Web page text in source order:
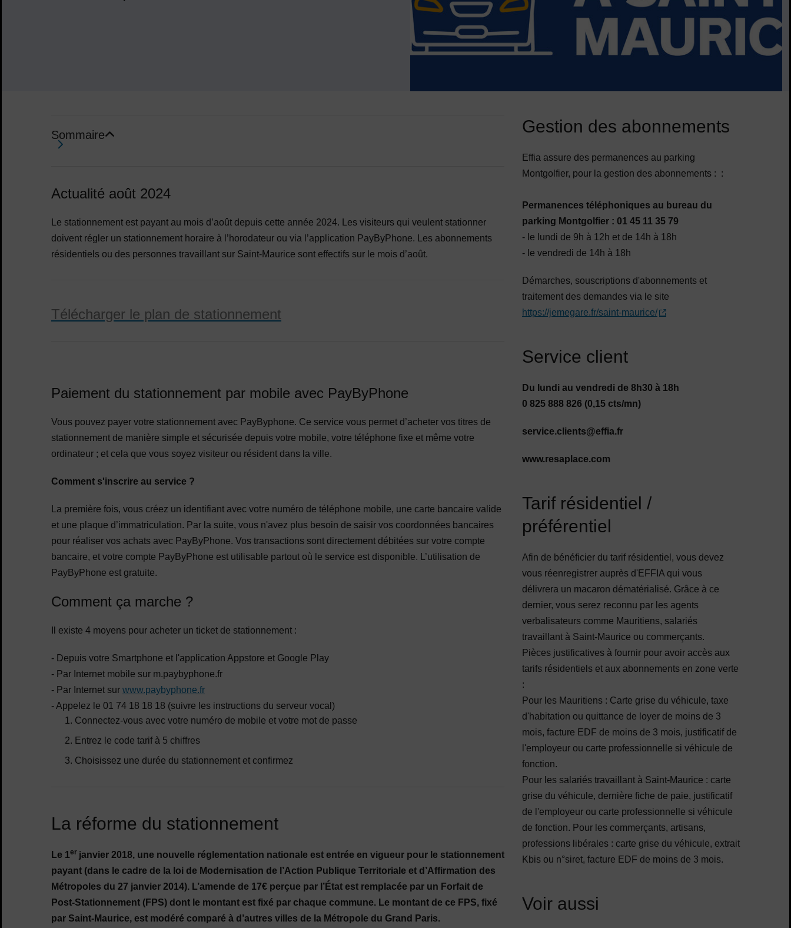
Sommaire
Sommaire
Actualité août 2024
Le stationnement est payant au mois d’août depuis cette année 2024. Les visiteurs qui veulent stationner
doivent régler un stationnement horaire à l’horodateur ou via l’application PayByPhone. Les abonnements
résidentiels ou des personnes travaillant sur Saint-Maurice sont effectifs sur le mois d’août.
Télécharger le plan de stationnement
Paiement du stationnement par mobile avec PayByPhone
Vous pouvez payer votre stationnement avec PayByphone. Ce service vous permet d’acheter vos titres de
stationnement de manière simple et sécurisée depuis votre mobile, votre téléphone fixe et même votre
ordinateur ; et cela que vous soyez visiteur ou résident dans la ville.
Comment s'inscrire au service ?
La première fois, vous créez un identifiant avec votre numéro de téléphone mobile, une carte bancaire valide
et une plaque d’immatriculation. Par la suite, vous n'avez plus besoin de saisir vos coordonnées bancaires
pour réaliser vos achats avec PayByPhone. Vos transactions sont directement débitées sur votre compte
bancaire, et votre compte PayByPhone est utilisable partout où le service est disponible. L’utilisation de
PayByPhone est gratuite.
Comment ça marche ?
Il existe 4 moyens pour acheter un ticket de stationnement :
- Depuis votre Smartphone et l'application Appstore et Google Play
- Par Internet mobile sur m.paybyphone.fr
- Par Internet sur www.paybyphone.fr
- Appelez le 01 74 18 18 18 (suivre les instructions du serveur vocal)
Connectez-vous avec votre numéro de mobile et votre mot de passe
Entrez le code tarif à 5 chiffres
Choisissez une durée du stationnement et confirmez
La réforme du stationnement
Le 1er janvier 2018, une nouvelle réglementation nationale est entrée en vigueur pour le stationnement
payant (dans le cadre de la loi de Modernisation de l’Action Publique Territoriale et d’Affirmation des
Métropoles du 27 janvier 2014). L’amende de 17€ perçue par l’État est remplacée par un Forfait de
Post-Stationnement (FPS) dont le montant est fixé par chaque commune. Le montant de ce FPS, fixé
par Saint-Maurice, est modéré comparé à d’autres villes de la Métropole du Grand Paris.
Gestion des abonnements
Effia assure des permanences au parking
Montgolfier, pour la gestion des abonnements : :
Permanences téléphoniques au bureau du
parking Montgolfier : 01 45 11 35 79
- le lundi de 9h à 12h et de 14h à 18h
- le vendredi de 14h à 18h
Démarches, souscriptions d'abonnements et
traitement des demandes via le site
https://jemegare.fr/saint-maurice/
Service client
Du lundi au vendredi de 8h30 à 18h
0 825 888 826 (0,15 cts/mn)
service.clients@effia.fr
www.resaplace.com
Tarif résidentiel /
préférentiel
Afin de bénéficier du tarif résidentiel, vous devez
vous réenregistrer auprès d'EFFIA qui vous
délivrera un macaron dématérialisé. Grâce à ce
dernier, vous serez reconnu par les agents
verbalisateurs comme Mauritiens, salariés
travaillant à Saint-Maurice ou commerçants.
Pièces justificatives à fournir pour avoir accès aux
tarifs résidentiels et aux abonnements en zone verte
:
Pour les Mauritiens : Carte grise du véhicule, taxe
d'habitation ou quittance de loyer de moins de 3
mois, facture EDF de moins de 3 mois, justificatif de
l'employeur ou carte professionnelle si véhicule de
fonction.
Pour les salariés travaillant à Saint-Maurice : carte
grise du véhicule, dernière fiche de paie, justificatif
de l'employeur ou carte professionnelle si véhicule
de fonction. Pour les commerçants, artisans,
professions libérales : carte grise du véhicule, extrait
Kbis ou n°siret, facture EDF de moins de 3 mois.
Voir aussi